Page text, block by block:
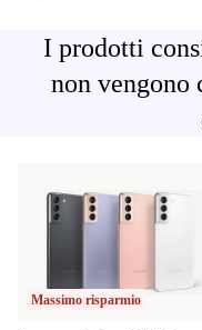
I prodotti
non vengono
Massimo risparmio